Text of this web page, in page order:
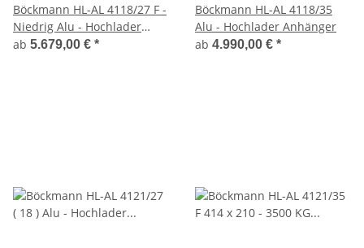
Böckmann HL-AL 4118/27 F -
Niedrig Alu - Hochlader
Anhänger Profi Paket -
ab 5.679,00 € *
Böckmann HL-AL 4118/35
Alu - Hochlader Anhänger
ab 4.990,00 € *